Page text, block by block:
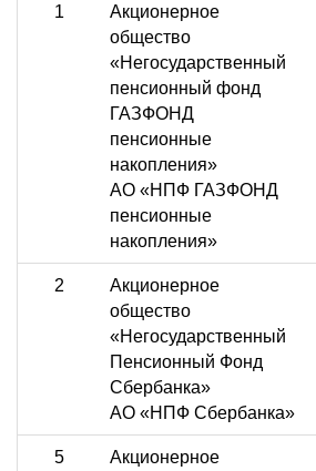
1
Акционерное
общество
«Негосударственный
пенсионный фонд
ГАЗФОНД
пенсионные
накопления»
АО «НПФ ГАЗФОНД
пенсионные
накопления»
2
Акционерное
общество
«Негосударственный
Пенсионный Фонд
Сбербанка»
АО «НПФ Сбербанка»
5
Акционерное